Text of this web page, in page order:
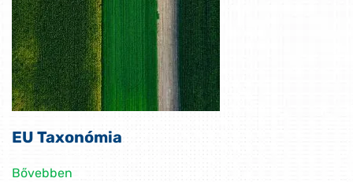
EU Taxonómia
Bővebben